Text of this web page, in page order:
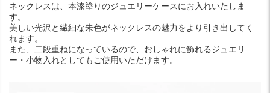
ネックレスは、本漆塗りのジュエリーケースにお入れいたしま
す。
美しい光沢と繊細な朱色がネックレスの魅力をより引き出してく
れます。
また、二段重ねになっているので、おしゃれに飾れるジュエリ
ー・小物入れとしてもご使用いただけます。